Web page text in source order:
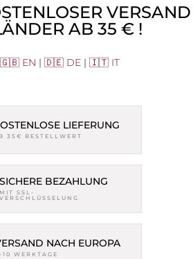
VERSAND
AB 35 € !
🇬🇧 EN | 🇩🇪 DE | 🇮🇹 IT
LIEFERUNG
35€ BESTELLWERT
SICHERE BEZAHLUNG
MIT SSL-
VERSCHLÜSSELUNG
NACH EUROPA
10 WERKTAGE